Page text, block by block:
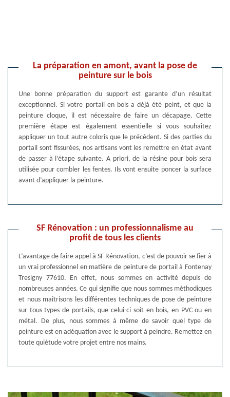
La préparation en amont, avant la pose de
peinture sur le bois
Une bonne préparation du support est garante d’un résultat
exceptionnel. Si votre portail en bois a déjà été peint, et que la
peinture cloque, il est nécessaire de faire un décapage. Cette
première étape est également essentielle si vous souhaitez
appliquer un tout autre coloris que le précédent. Si des parties du
portail sont fissurées, nos artisans vont les remettre en état avant
de passer à l’étape suivante. A priori, de la résine pour bois sera
utilisée pour combler les fentes. Ils vont ensuite poncer la surface
avant d’appliquer la peinture.
SF Rénovation : un professionnalisme au
profit de tous les clients
L’avantage de faire appel à SF Rénovation, c’est de pouvoir se fier à
un vrai professionnel en matière de peinture de portail à Fontenay
Tresigny 77610. En effet, nous sommes en activité depuis de
nombreuses années. Ce qui signifie que nous sommes méthodiques
et nous maîtrisons les différentes techniques de pose de peinture
sur tous types de portails, que celui-ci soit en bois, en PVC ou en
métal. De plus, nous sommes à même de savoir quel type de
peinture est en adéquation avec le support à peindre. Remettez en
toute quiétude votre projet entre nos mains.